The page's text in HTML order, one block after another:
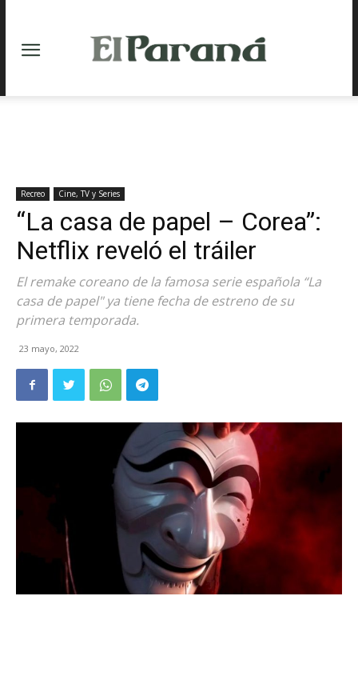
Recreo Cine, TV y Series
“La casa de papel – Corea”:
Netflix reveló el tráiler
El remake coreano de la famosa serie española “La
casa de papel" ya tiene fecha de estreno de su
primera temporada.
23 mayo, 2022